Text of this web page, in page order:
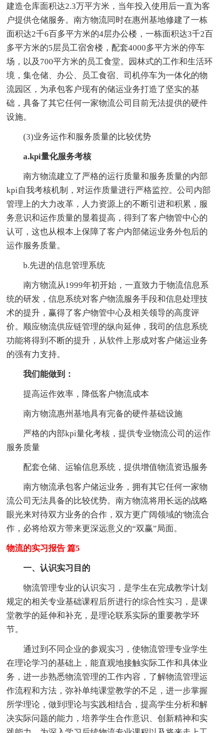
建造仓库面积达2.3万平方米，当年投入使用后一直为客
户提供仓储服务。南方物流同时在惠州基地修建了一栋
面积达2千6百多平方米的4层办公楼，一栋面积达3千2百
多平方米的5层员工宿舍楼，配套4000多平方米的停车
场，以及700平方米的员工食堂。园林式的工作和生活环
境，集仓储、办公、员工食宿、司机停车为一体化的物
流园区，为承包客户现有的储运业务打造了坚实的基
础，具备了其它任何一家物流公司目前无法提供的硬件
设施。
(3)业务运作和服务质量的比较优势
a.kpi量化服务考核
南方物流建立了严格的运行质量和服务质量的内部
kpi自我考核机制，对运作质量进行严格监控。公司内部
管理上的大力改革，人力资源上的不断引进和积累，服
务意识和运作质量的显着提高，得到了客户物管中心的
认可，这也从根本上保障了客户内部储运业务外包后的
运作服务质量。
b.先进的信息管理系统
南方物流从1999年初开始，一直致力于物流信息系
统的研发，信息系统对客户物流服务手段和信息处理技
术的提升，赢得了客户物管中心及相关领导的高度评
价。顺应物流供应链管理的纵向延伸，我司的信息系统
功能将得到不断的提升，从软件上形成对客户储运业务
的强有力支持。
我们能做到：
提高运作效率，降低客户物流成本
南方物流惠州基地具有完备的硬件基础设施
严格的内部kpi量化考核，提供专业物流公司的运作
服务质量
配套仓储、运输信息系统，提供增值物流资迅服务
南方物流承包客户储运业务，拥有其它任何一家物
流公司无法具备的比较优势。南方物流将用长远的战略
眼光来对待双方业务的合作，双方更广阔领域的'物流合
作，必将给双方带来更深远意义的“双赢”局面。
物流的实习报告 篇5
一、认识实习目的
物流管理专业的认识实习，是学生在完成教学计划
规定的相关专业基础课程后所进行的综合性实习，是课
堂教学的延伸和补充，是理论联系实际的重要教学环
节。
通过到不同企业的参观实习，使物流管理专业学生
在理论学习的基础上，能直观地接触实际工作和具体业
务，进一步熟悉物流管理的工作内容，了解物流管理运
作流程和方法，弥补单纯课堂教学的不足，进一步掌握
所学理论，做到理论与实践相结合，提高学生分析和解
决实际问题的能力，培养学生合作意识、创新精神和实